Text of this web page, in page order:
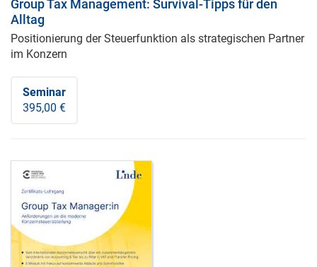
Group Tax Management: Survival-Tipps für den
Alltag
Positionierung der Steuerfunktion als strategischen Partner
im Konzern
Seminar
395,00 €